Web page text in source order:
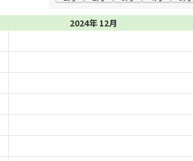
2024年 12月